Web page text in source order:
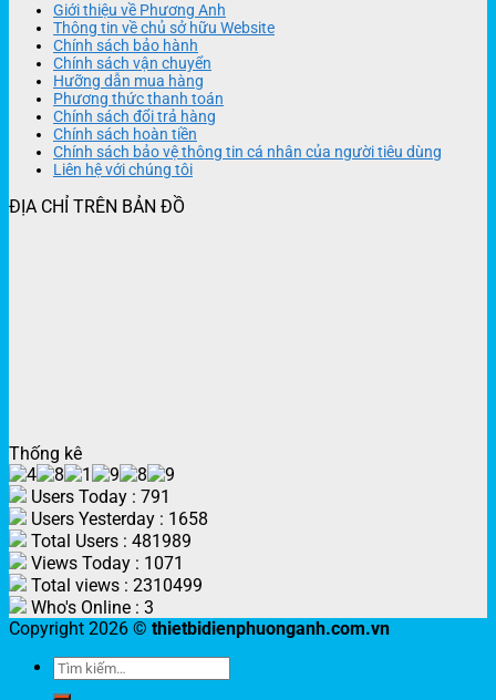
Giới thiệu về Phương Anh
Thông tin về chủ sở hữu Website
Chính sách bảo hành
Chính sách vận chuyển
Hưỡng dẫn mua hàng
Phương thức thanh toán
Chính sách đổi trả hàng
Chính sách hoàn tiền
Chính sách bảo vệ thông tin cá nhân của người tiêu dùng
Liên hệ với chúng tôi
ĐỊA CHỈ TRÊN BẢN ĐỒ
Thống kê
Users Today : 791
Users Yesterday : 1658
Total Users : 481989
Views Today : 1071
Total views : 2310499
Who's Online : 3
Copyright 2026 © thietbidienphuonganh.com.vn